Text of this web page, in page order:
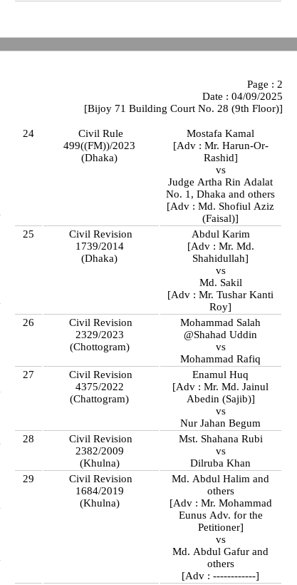
Page : 2
Date : 04/09/2025
[Bijoy 71 Building Court No. 28 (9th Floor)]
24
Civil Rule
499((FM))/2023
(Dhaka)
Mostafa Kamal
[Adv : Mr. Harun-Or-
Rashid]
vs
Judge Artha Rin Adalat
No. 1, Dhaka and others
[Adv : Md. Shofiul Aziz
(Faisal)]
25
Civil Revision
1739/2014
(Dhaka)
Abdul Karim
[Adv : Mr. Md.
Shahidullah]
vs
Md. Sakil
[Adv : Mr. Tushar Kanti
Roy]
26
Civil Revision
2329/2023
(Chottogram)
Mohammad Salah
@Shahad Uddin
vs
Mohammad Rafiq
27
Civil Revision
4375/2022
(Chattogram)
Enamul Huq
[Adv : Mr. Md. Jainul
Abedin (Sajib)]
vs
Nur Jahan Begum
28
Civil Revision
2382/2009
(Khulna)
Mst. Shahana Rubi
vs
Dilruba Khan
29
Civil Revision
1684/2019
(Khulna)
Md. Abdul Halim and
others
[Adv : Mr. Mohammad
Eunus Adv. for the
Petitioner]
vs
Md. Abdul Gafur and
others
[Adv : ------------]